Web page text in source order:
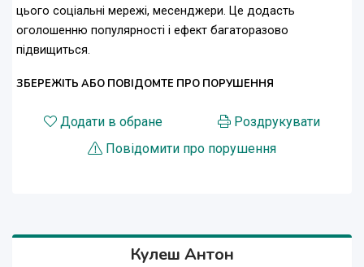
цього соціальні мережі, месенджери. Це додасть
оголошенню популярності і ефект багаторазово
підвищиться.
ЗБЕРЕЖІТЬ АБО ПОВІДОМТЕ ПРО ПОРУШЕННЯ
Додати в обране
Роздрукувати
Повідомити про порушення
Кулеш Антон